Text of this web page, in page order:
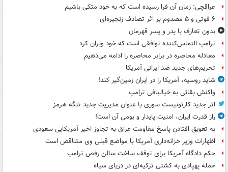
عراقچی: زمان آن فرا رسیده است که به خود متکی باشیم
۶ فوتی و ۵ مصدوم بر اثر تصادف زنجیره‌ای
بدون تعارف با پدر و پسر قهرمان
ترامپ التماس‌کننده توافقی است که خود ویران کرد
معادله محاصره در برابر محاصره را ادامه می‌دهیم
تحریم‌های جدید ضد ایرانی آمریکا
شاید روسیه، آمریکا را در ایران زمین‌گیر کند!
واکنش بقائی به خیالبافی ترامپ
اثر جدید کارتونیست سوری با عنوان مدیریت جدید تنگه هرمز
راز قدرت ایران، امنیت پایدار و بومی آن است!
به تعویق افتادن پاسخ مقاومت عراق به تجاوز اخیر آمریکایی سعودی
اظهارات وزیر خزانه‌داری آمریکا با مواضع قبلی وی متناقض است
حکم دادگاه آمریکا برای توقف ساخت سالن رقص ترامپ
حمله پهپادی به کشتی ترکیه‌ای در دریای سیاه